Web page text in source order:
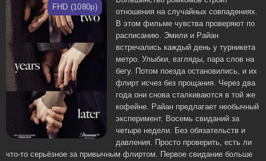
FHD (1080p)
отношения на случайных совпадениях.
В этом фильме чувства проверяют по
расписанию. Эмили и Райан
встречались каждый день у турникета
метро. Улыбки, взгляды, пара слов на
бегу. Потом поезда остановились, и их
флирт исчез без прощания. Через два
года они снова сталкиваются в той же
кофейне. Райан предлагает необычный
эксперимент. Восемь свиданий за
четыре недели. Без обязательств и
давления. Просто проверить, есть ли
что-то серьёзное за привычным флиртом. Первое свидание больше